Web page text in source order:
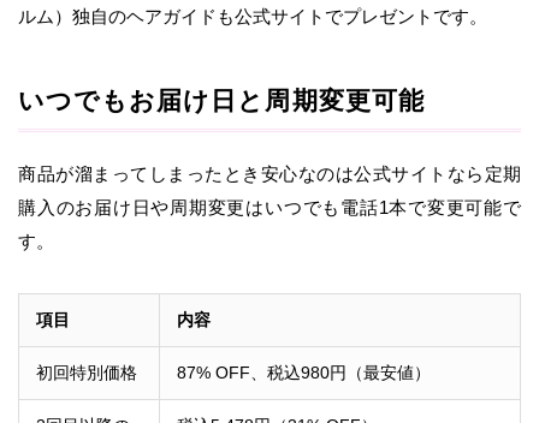
ルム）独自のヘアガイドも公式サイトでプレゼントです。
いつでもお届け日と周期変更可能
商品が溜まってしまったとき安心なのは公式サイトなら定期
購入のお届け日や周期変更はいつでも電話1本で変更可能で
す。
項目 内容
初回特別価格 87% OFF、税込980円（最安値）